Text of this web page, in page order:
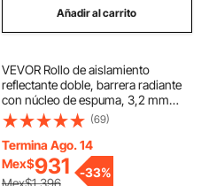
Añadir al carrito
VEVOR Rollo de aislamiento
reflectante doble, barrera radiante
con núcleo de espuma, 3,2 mm
(23,8 pulgadas x 50 pies), lámina
de aluminio de doble cara, espuma
EPE, escudo reflectante de calor,
rollo de aislamiento térmico para
ventanas y techos de vehículos
(69)
Termina Ago. 14
Mex$931
Mex$1,396
-33%